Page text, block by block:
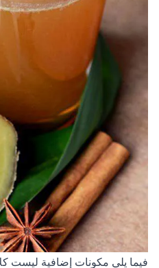
فيما يلي مكونات إضافية ليست